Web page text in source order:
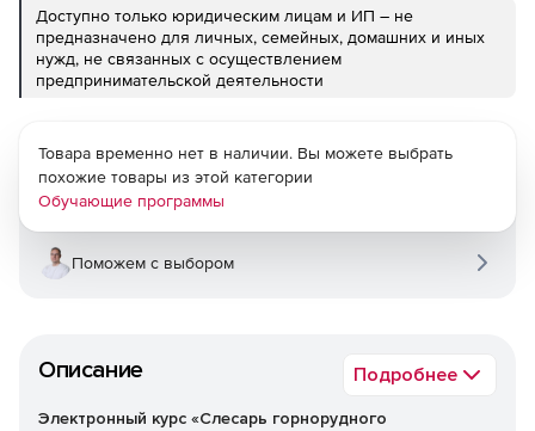
Доступно только юридическим лицам и ИП – не
предназначено для личных, семейных, домашних и иных
нужд, не связанных с осуществлением
предпринимательской деятельности
Описание Подробнее
Электронный курс «Слесарь горнорудного
Товара временно нет в наличии. Вы можете выбрать
похожие товары из этой категории
Обучающие программы
Поможем с выбором